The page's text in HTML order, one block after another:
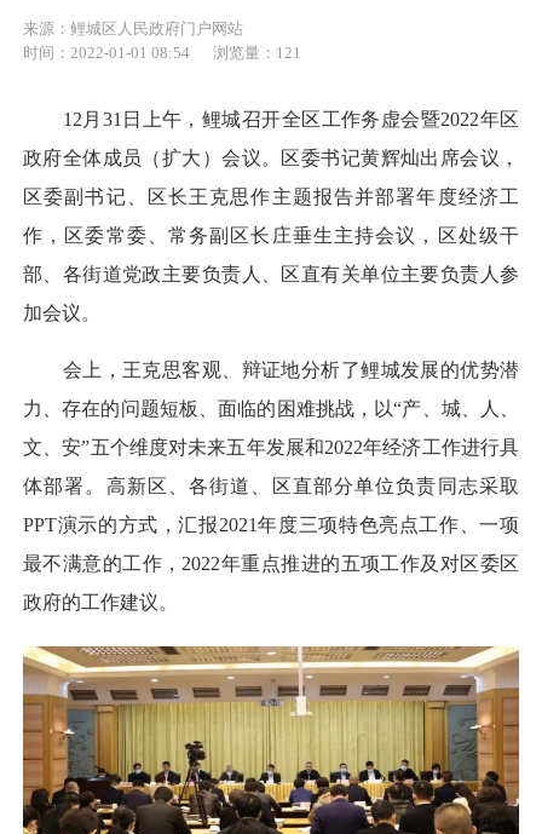
来源：鲤城区人民政府门户网站
时间：2022-01-01 08:54
浏览量： 121
12月31日上午，鲤城召开全区工作务虚会暨2022年区
政府全体成员（扩大）会议。区委书记黄辉灿出席会议，
区委副书记、区长王克思作主题报告并部署年度经济工
作，区委常委、常务副区长庄垂生主持会议，区处级干
部、各街道党政主要负责人、区直有关单位主要负责人参
加会议。
会上，王克思客观、辩证地分析了鲤城发展的优势潜
力、存在的问题短板、面临的困难挑战，以“产、城、人、
文、安”五个维度对未来五年发展和2022年经济工作进行具
体部署。高新区、各街道、区直部分单位负责同志采取
PPT演示的方式，汇报2021年度三项特色亮点工作、一项
最不满意的工作，2022年重点推进的五项工作及对区委区
政府的工作建议。